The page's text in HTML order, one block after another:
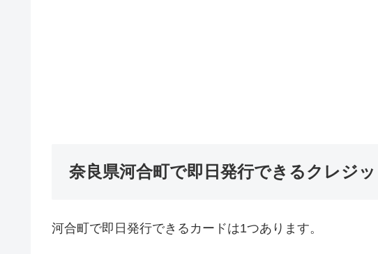
奈良県河合町で即日発行できるクレジ
河合町で即日発行できるカードは1つあります。